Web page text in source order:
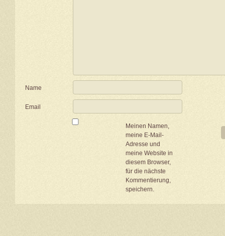
Name
Email
Meinen Namen,
meine E-Mail-
Adresse und
meine Website in
diesem Browser,
für die nächste
Kommentierung,
speichern.